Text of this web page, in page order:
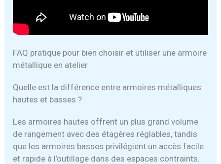
FAQ pratique pour bien choisir et utiliser une armoire
métallique en atelier
Quelle est la différence entre armoires métalliques
hautes et basses ?
Les armoires hautes offrent un plus grand volume
de rangement avec des étagères réglables, tandis
que les armoires basses privilégient un accès facile
et rapide à l’outillage dans des espaces contraints.